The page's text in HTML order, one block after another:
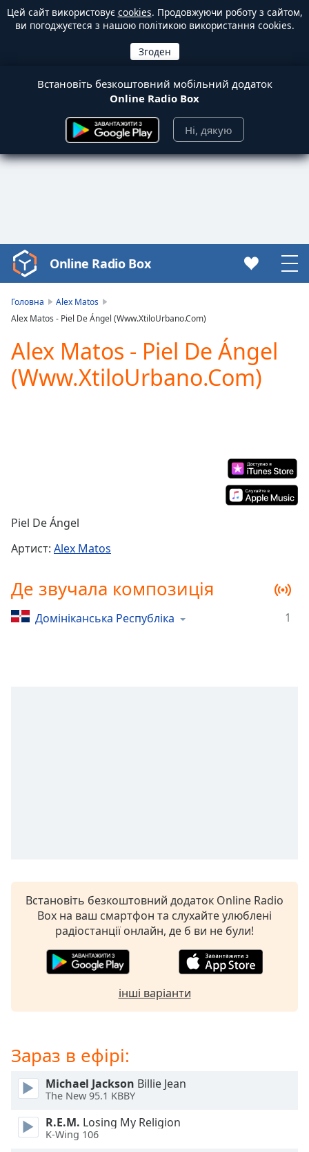
Цей сайт використовує cookies. Продовжуючи роботу з сайтом,
ви погоджуєтеся з нашою політикою використання cookies.
Встановіть безкоштовний мобільний додаток
Online Radio Box
Ні, дякую
Video
Player
loading.
Video
Play
Skip
Backward
0.00%
Stream
TypeLIVE
currently
behind
Remaining
subtitles
settings,
opens
subtitles
settings
dialog
Track
Picture-
in-
Fullscreen
This
Online Radio Box
Головна
Alex Matos
Alex Matos - Piel De Ángel (Www.XtiloUrbano.Com)
Alex Matos - Piel De Ángel
(Www.XtiloUrbano.Com)
Piel De Ángel
Артист: Alex Matos
Де звучала композиція
Домініканська Республіка 1
Встановіть безкоштовний додаток Online Radio
Box на ваш смартфон та слухайте улюблені
радіостанції онлайн, де б ви не були!
інші варіанти
Зараз в ефірі:
Michael Jackson Billie Jean
The New 95.1 KBBY
R.E.M. Losing My Religion
K-Wing 106